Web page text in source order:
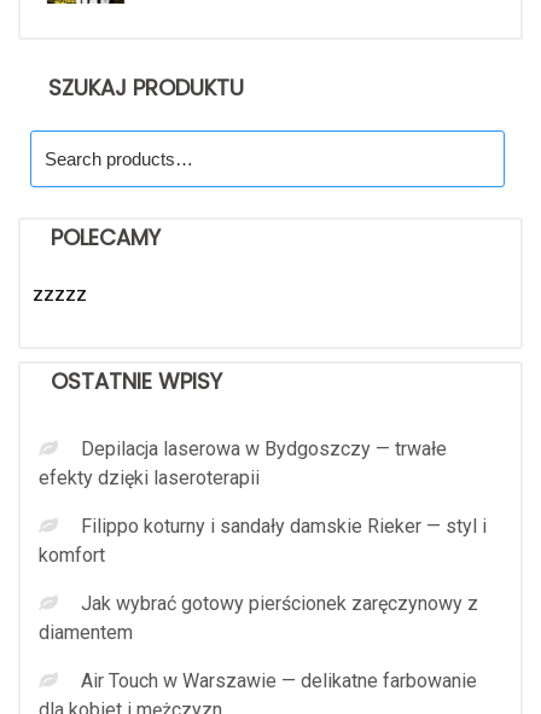
SZUKAJ PRODUKTU
for:
POLECAMY
zzzzz
OSTATNIE WPISY
Depilacja laserowa w Bydgoszczy — trwałe
efekty dzięki laseroterapii
Filippo koturny i sandały damskie Rieker — styl i
komfort
Jak wybrać gotowy pierścionek zaręczynowy z
diamentem
Air Touch w Warszawie — delikatne farbowanie